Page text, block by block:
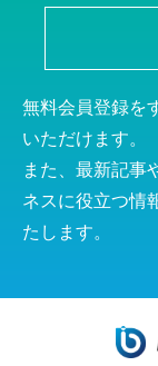
無料会員登録を
いただけます。
また、最新記事
ネスに役立つ情
たします。